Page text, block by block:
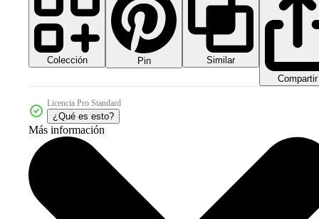
Colección Pin
Similar
Compartir
Licencia Pro Standard
¿Qué es esto?
Más información